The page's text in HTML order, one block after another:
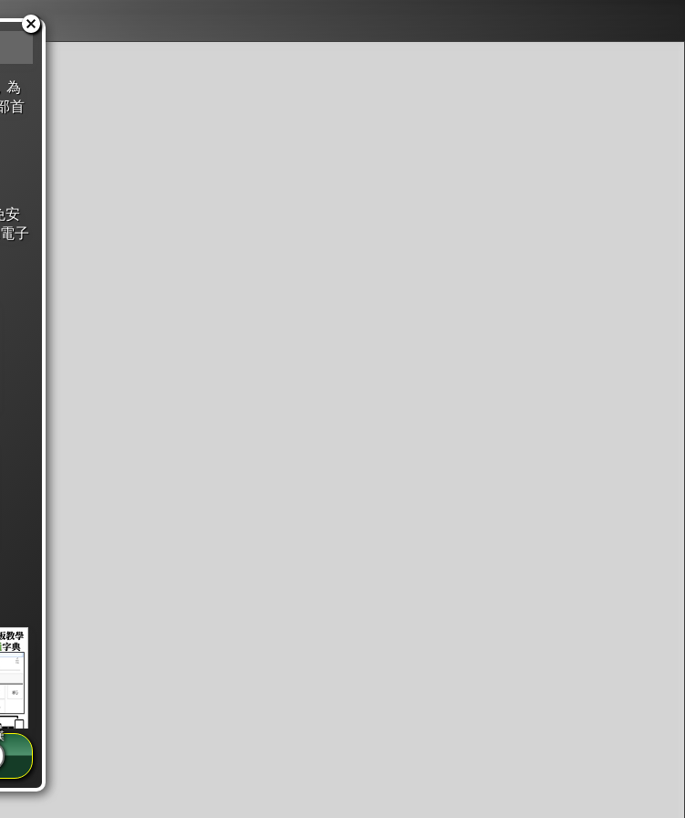
為
首
安
子
。
不